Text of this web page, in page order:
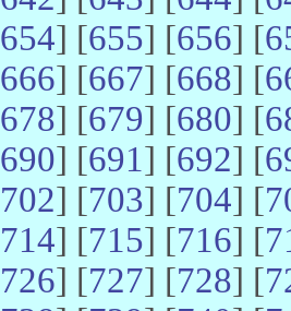
654] [655] [656] [
666] [667] [668] [
678] [679] [680] [
690] [691] [692] [
702] [703] [704] [
714] [715] [716] [
726] [727] [728] [